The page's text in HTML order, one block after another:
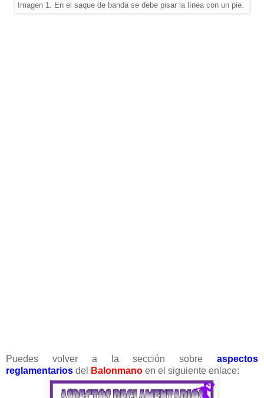
Imagen 1. En el saque de banda se debe pisar la línea con un pie.
Puedes volver a la sección sobre aspectos
reglamentarios del Balonmano en el siguiente enlace: